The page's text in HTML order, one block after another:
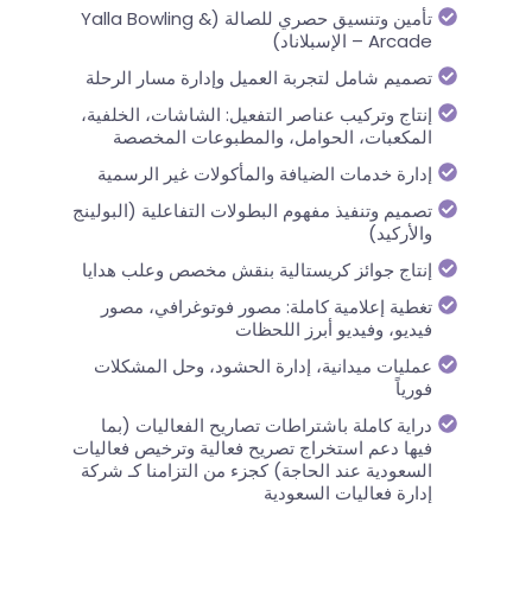
تأمين وتنسيق حصري للصالة (Yalla Bowling &
Arcade – الإسبلاناد)
تصميم شامل لتجربة العميل وإدارة مسار الرحلة
إنتاج وتركيب عناصر التفعيل: الشاشات، الخلفية،
المكعبات، الحوامل، والمطبوعات المخصصة
إدارة خدمات الضيافة والمأكولات غير الرسمية
تصميم وتنفيذ مفهوم البطولات التفاعلية (البولينج
والأركيد)
إنتاج جوائز كريستالية بنقش مخصص وعلب هدايا
تغطية إعلامية كاملة: مصور فوتوغرافي، مصور
فيديو، وفيديو أبرز اللحظات
عمليات ميدانية، إدارة الحشود، وحل المشكلات
فورياً
دراية كاملة باشتراطات تصاريح الفعاليات (بما
فيها دعم استخراج تصريح فعالية وترخيص فعاليات
السعودية عند الحاجة) كجزء من التزامنا كـ شركة
إدارة فعاليات السعودية